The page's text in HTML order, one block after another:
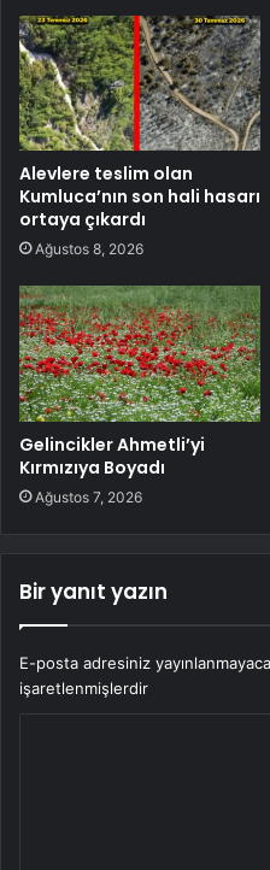
Alevlere teslim olan
Kumluca’nın son hali hasarı
ortaya çıkardı
Ağustos 8, 2026
Gelincikler Ahmetli’yi
Kırmızıya Boyadı
Ağustos 7, 2026
Bir yanıt yazın
E-posta adresiniz
işaretlenmişlerdir